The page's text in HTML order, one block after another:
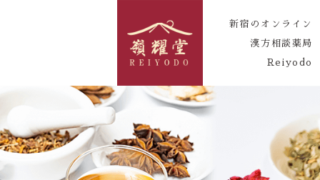
新宿のオンライン
漢方相談薬局
Reiyodo